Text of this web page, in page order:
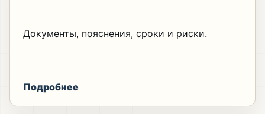
Документы, пояснения, сроки и риски.
Подробнее